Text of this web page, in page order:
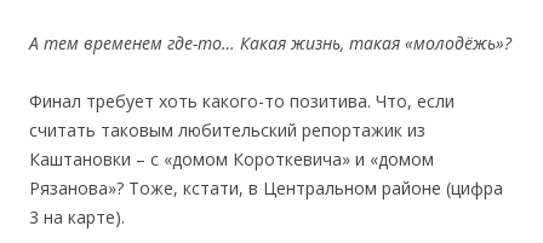
А тем временем где-то… Какая жизнь, такая «молодёжь»?
Финал требует хоть какого-то позитива. Что, если
считать таковым любительский репортажик из
Каштановки – с «домом Короткевича» и «домом
Рязанова»? Тоже, кстати, в Центральном районе (цифра
3 на карте).